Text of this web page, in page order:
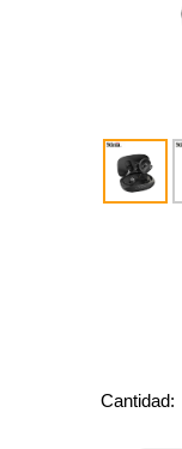
Cantidad: